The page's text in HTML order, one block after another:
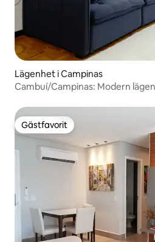
Lägenhet i Campinas
Cambuí/Campinas: Modern
Gästfavorit
Gästfavorit